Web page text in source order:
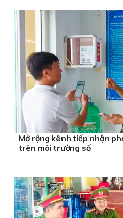
Mở rộng kênh tiếp nhận
trên môi trường số